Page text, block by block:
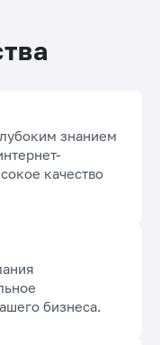
знанием
качество
бизнеса.